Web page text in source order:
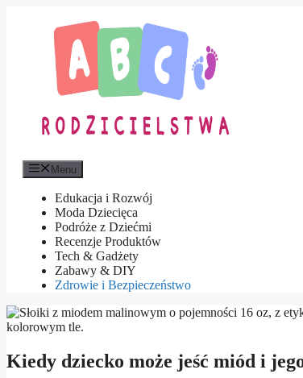
Menu
Edukacja i Rozwój
Moda Dziecięca
Podróże z Dziećmi
Recenzje Produktów
Tech & Gadżety
Zabawy & DIY
Zdrowie i Bezpieczeństwo
Kiedy dziecko może jeść miód i